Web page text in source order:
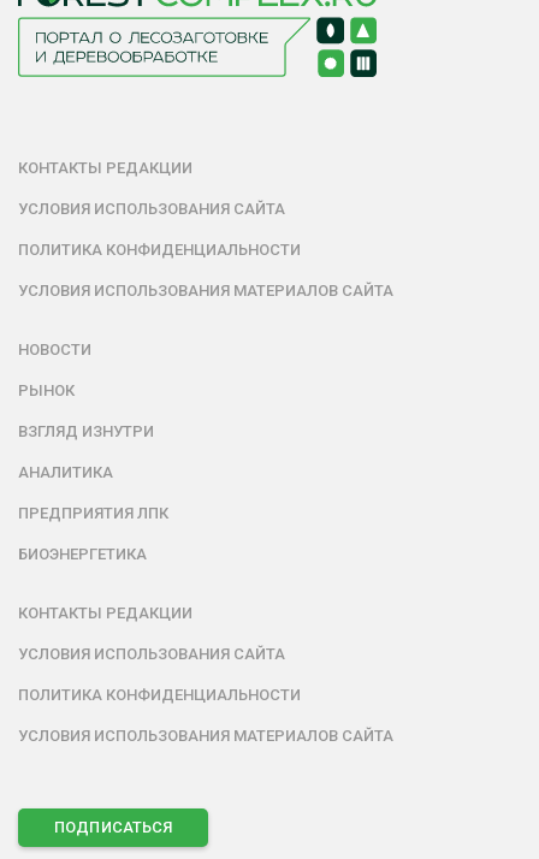
КОНТАКТЫ РЕДАКЦИИ
УСЛОВИЯ ИСПОЛЬЗОВАНИЯ САЙТА
ПОЛИТИКА КОНФИДЕНЦИАЛЬНОСТИ
УСЛОВИЯ ИСПОЛЬЗОВАНИЯ МАТЕРИАЛОВ САЙТА
НОВОСТИ
РЫНОК
ВЗГЛЯД ИЗНУТРИ
АНАЛИТИКА
ПРЕДПРИЯТИЯ ЛПК
БИОЭНЕРГЕТИКА
КОНТАКТЫ РЕДАКЦИИ
УСЛОВИЯ ИСПОЛЬЗОВАНИЯ САЙТА
ПОЛИТИКА КОНФИДЕНЦИАЛЬНОСТИ
УСЛОВИЯ ИСПОЛЬЗОВАНИЯ МАТЕРИАЛОВ САЙТА
ПОДПИСАТЬСЯ